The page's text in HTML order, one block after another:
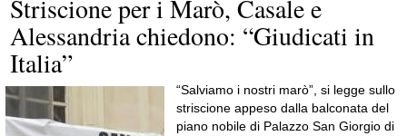
Striscione per i Marò, Casale e
Alessandria chiedono: “Giudicati in
Italia”
“Salviamo i nostri marò”, si legge sullo
striscione appeso dalla balconata del
piano nobile di Palazzo San Giorgio di